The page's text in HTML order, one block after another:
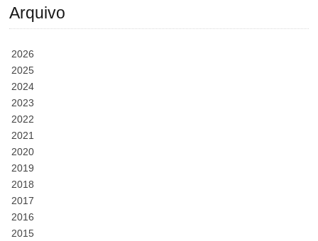
Arquivo
2026
2025
2024
2023
2022
2021
2020
2019
2018
2017
2016
2015